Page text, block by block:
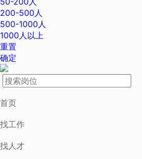
200-500人
500-1000人
1000人以上
重置
确定
首页
找工作
找人才